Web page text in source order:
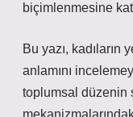
biçimlenmesine
Bu yazı,
anlamını
toplumsal düzenin